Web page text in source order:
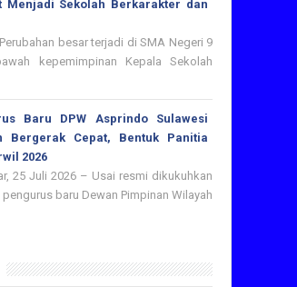
Menjadi Sekolah Berkarakter dan
besar terjadi di SMA Negeri 9
kepemimpinan Kepala Sekolah
Baru DPW Asprindo Sulawesi
Bergerak Cepat, Bentuk Panitia
2026
25 Juli 2026 – Usai resmi dikukuhkan
baru Dewan Pimpinan Wilayah